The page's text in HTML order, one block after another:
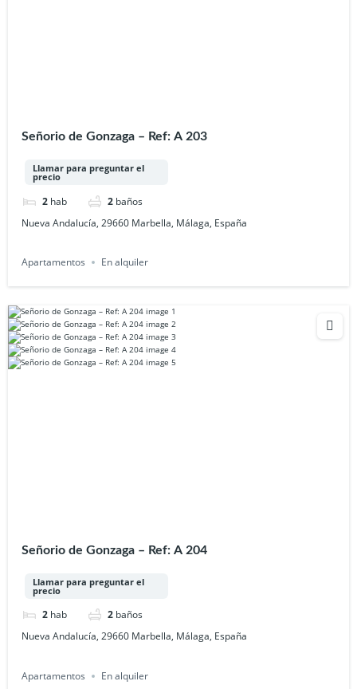
Señorio de Gonzaga – Ref: A 203
Llamar para preguntar el
precio
2 hab 2 baños
Nueva Andalucía, 29660 Marbella, Málaga, España
Apartamentos En alquiler
Señorio de Gonzaga – Ref: A 204
Llamar para preguntar el
precio
2 hab 2 baños
Nueva Andalucía, 29660 Marbella, Málaga, España
Apartamentos En alquiler